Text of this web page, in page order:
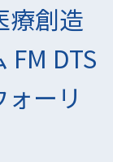
療創造
DTS
ーリ